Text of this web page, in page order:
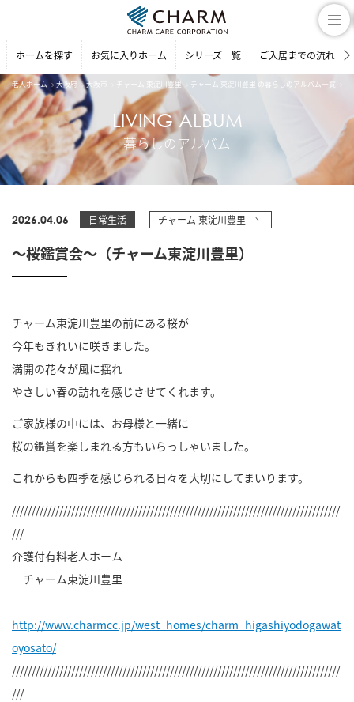
ホームを探す お気に入りホーム シリーズ一覧 ご入居までの流れ
老人ホーム 大阪府 大阪市 チャーム 東淀川豊里 チャーム 東淀川豊里 の暮らしのアルバム一覧
LIVING ALBUM
暮らしのアルバム
2026.04.06 日常生活 チャーム 東淀川豊里
～桜鑑賞会～（チャーム東淀川豊里）
チャーム東淀川豊里の前にある桜が
今年もきれいに咲きました。
満開の花々が風に揺れ
やさしい春の訪れを感じさせてくれます。
ご家族様の中には、お母様と一緒に
桜の鑑賞を楽しまれる方もいらっしゃいました。
これからも四季を感じられる日々を大切にしてまいります。
///////////////////////////////////////////////////////////////////////////////////
///
介護付有料老人ホーム
チャーム東淀川豊里
http://www.charmcc.jp/west_homes/charm_higashiyodogawat
oyosato/
///////////////////////////////////////////////////////////////////////////////////
///